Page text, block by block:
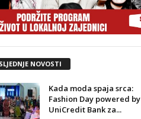
NOVOSTI
Kada moda spaja srca:
Fashion Day powered by
UniCredit Bank za...